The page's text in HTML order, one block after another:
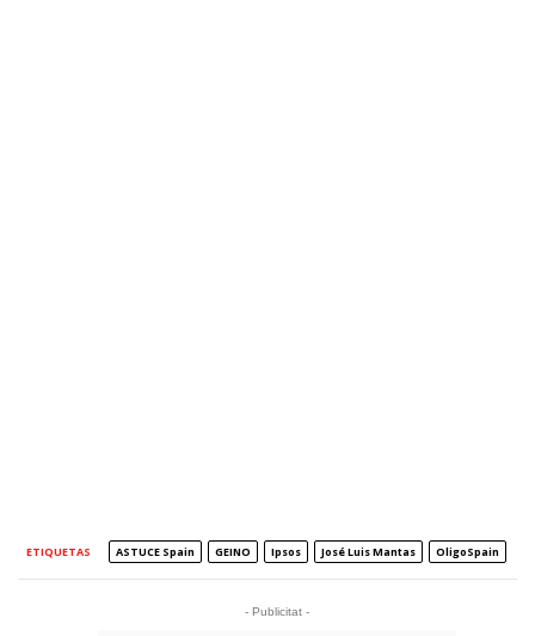
ETIQUETAS ASTUCE Spain GEINO Ipsos José Luis Mantas OligoSpain
- Publicitat -